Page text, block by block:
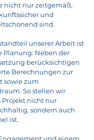
nicht nur zeitgemäß,
und
sind.
unserer Arbeit ist
Planung: Neben der
berücksichtigen
Berechnungen zur
sowie zum
So stellen wir
Projekt nicht nur
sondern auch
ist.